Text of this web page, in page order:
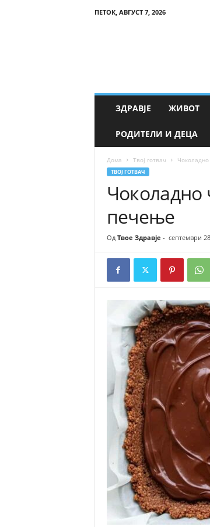
ПЕТОК, АВГУСТ 7, 2026
ЗДРАВЈЕ ЖИВОТ
РОДИТЕЛИ И ДЕЦА
Дома Твој готвач
ТВОЈ ГОТВАЧ
Чоколадно
печење
Од Твое Здравје - септември